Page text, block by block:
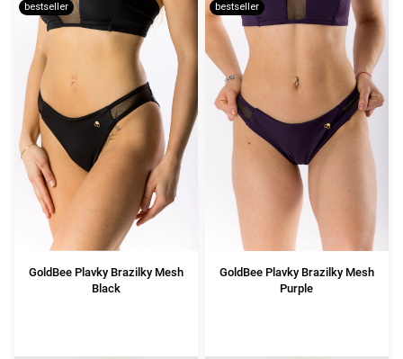
bestseller
GoldBee Plavky Brazilky Mesh
Black
bestseller
GoldBee Plavky Brazilky Mesh
Purple